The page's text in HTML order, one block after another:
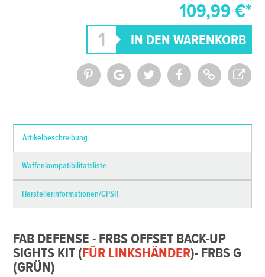
109,99 €*
Artikelbeschreibung
Waffenkompatibilitätsliste
Herstellerinformationen/GPSR
FAB DEFENSE - FRBS OFFSET BACK-UP
SIGHTS KIT (FÜR LINKSHÄNDER)- FRBS G
(GRÜN)